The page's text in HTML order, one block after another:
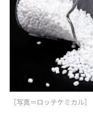
k
［写真＝ロッテケミカル］